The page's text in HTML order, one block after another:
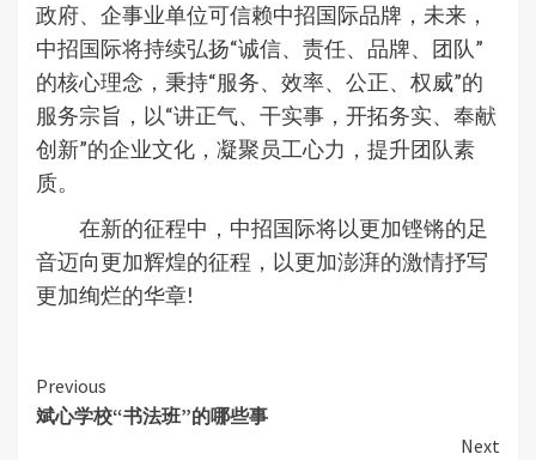
政府、企事业单位可信赖中招国际品牌，未来，
中招国际将持续弘扬“诚信、责任、品牌、团队”
的核心理念，秉持“服务、效率、公正、权威”的
服务宗旨，以“讲正气、干实事，开拓务实、奉献
创新”的企业文化，凝聚员工心力，提升团队素
质。
在新的征程中，中招国际将以更加铿锵的足
音迈向更加辉煌的征程，以更加澎湃的激情抒写
更加绚烂的华章!
Continue
Reading
Previous
斌心学校“书法班”的哪些事
Next